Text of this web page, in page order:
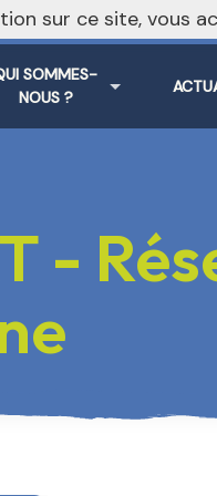
SOMMES-
NOUS ?
-
sur ce site, vous